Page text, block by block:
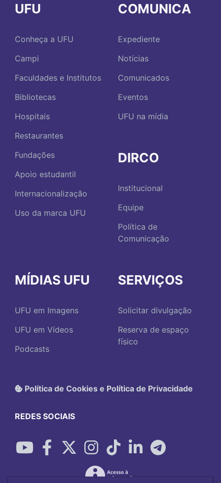
UFU
Conheça a UFU
Campi
Faculdades e Institutos
Bibliotecas
Hospitais
Restaurantes
Fundações
Apoio estudantil
Internacionalização
Uso da marca UFU
COMUNICA
Expediente
Notícias
Comunicados
Eventos
UFU na mídia
DIRCO
Institucional
Equipe
Política de
Comunicação
MÍDIAS UFU
UFU em Imagens
UFU em Vídeos
Podcasts
SERVIÇOS
Solicitar divulgação
Reserva de espaço
físico
Política de Cookies e Política de Privacidade
REDES SOCIAIS